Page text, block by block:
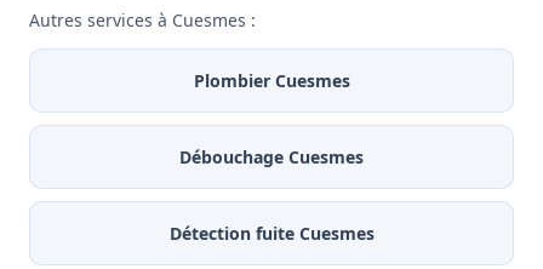
Autres services à Cuesmes :
Plombier Cuesmes
Débouchage Cuesmes
Détection fuite Cuesmes